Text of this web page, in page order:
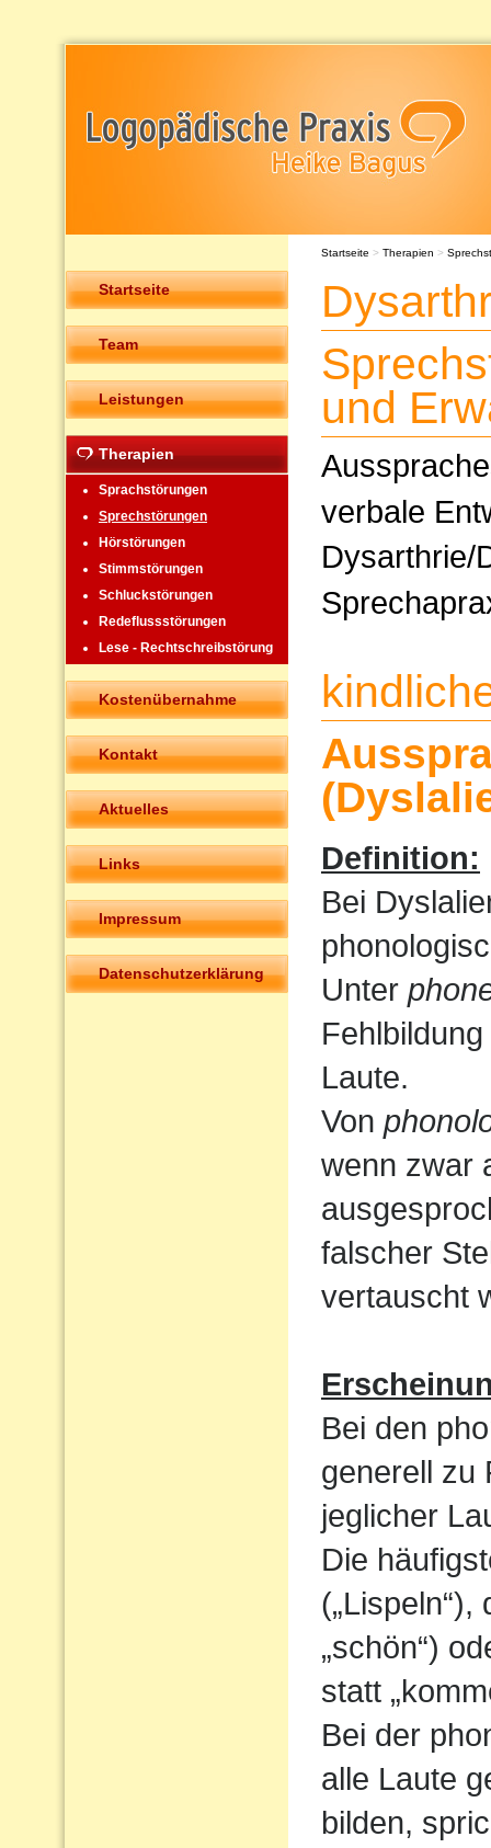
Startseite
Team
Leistungen
Therapien
Sprachstörungen
Sprechstörungen
Hörstörungen
Stimmstörungen
Schluckstörungen
Redeflussstörungen
Lese - Rechtschreibstörung
Kostenübernahme
Kontakt
Aktuelles
Links
Impressum
Datenschutzerklärung
Startseite > Therapien >
und
verbale
Dysarthrie/
Definition:
Bei
Unter
Laute.
Von
wenn zwar
falscher
vertauscht
Bei den
generell zu
jeglicher
Die
„schön“)
statt
Bei der
alle Laute
bilden,